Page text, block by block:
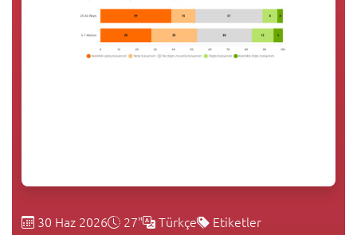
30 Haz 2026 27" Türkçe Etiketler